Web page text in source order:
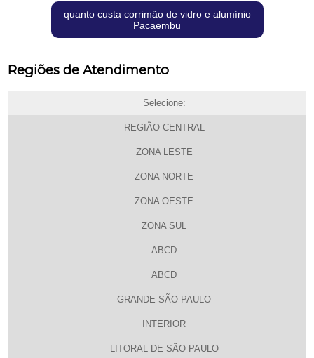
quanto custa corrimão de vidro e alumínio
Pacaembu
Regiões de Atendimento
Selecione:
REGIÃO CENTRAL
ZONA LESTE
ZONA NORTE
ZONA OESTE
ZONA SUL
ABCD
ABCD
GRANDE SÃO PAULO
INTERIOR
LITORAL DE SÃO PAULO